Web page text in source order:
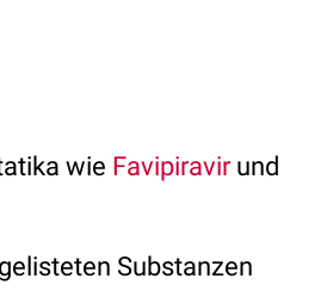
wie Favipiravirund
Substanzen